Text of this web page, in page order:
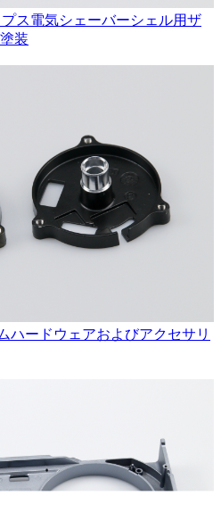
ス電気シェーバーシェル用ザ
装
ハードウェアおよびアクセサリ